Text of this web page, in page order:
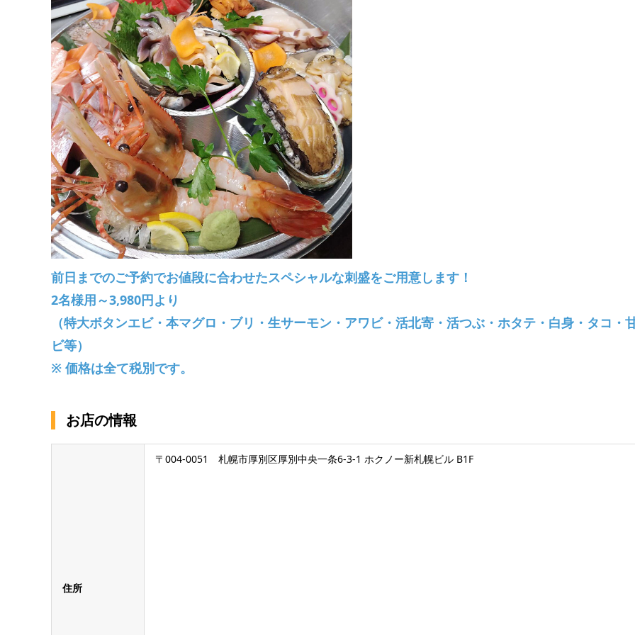
前日までのご予約でお値段に合わせたスペシャルな刺盛をご用意します！
2名様用～3,980円より
（特大ボタンエビ・本マグロ・ブリ・生サーモン・アワビ・活北寄・活つぶ・ホタテ・白身・タコ・
ビ等）
※ 価格は全て税別です。
お店の情報
住所
〒004-0051 札幌市厚別区厚別中央一条6-3-1 ホクノー新札幌ビル B1F